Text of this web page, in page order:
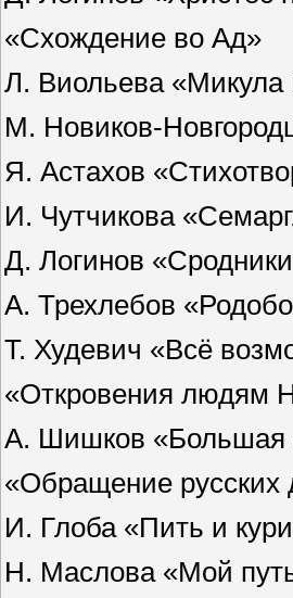
«Схождение во Ад»
Л. Виольева
М. Новиков-
Я. Астахов
И. Чутчикова
Д. Логинов
А. Трехлебов
Т. Худевич «Всё
«Откровения людям
А. Шишков «Большая
«Обращение русских
И. Глоба «Пить и
Н. Маслова «Мой